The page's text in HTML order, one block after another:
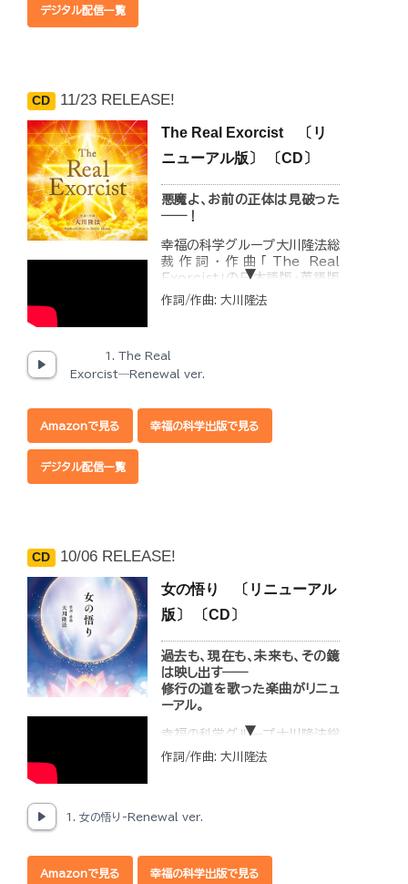
デジタル配信一覧
CD 11/23 RELEASE!
1. The Real
Exorcist―Renewal ver.
The Real Exorcist 〔リ
ニューアル版〕 〔CD〕
悪魔よ、お前の正体は見破った
――！
幸福の科学グループ大川隆法総
裁作詞・作曲「The Real
Exorcist」の日本語版・英語版
のカップリングCDがリニューア
霊・悪魔を撃退する方法（エクソ
シズム）の一端が込められた楽
◆収録内容
3. The Real
（Instrumental）
4. The Real
Exorcist―Renewal ver.
作詞/作曲: 大川隆法
Amazonで見る 幸福の科学出版で見る
デジタル配信一覧
CD 10/06 RELEASE!
1. 女の悟り-Renewal ver.
女の悟り 〔リニューアル
版〕 〔CD〕
過去も、現在も、未来も、その鏡
は映し出す――
修行の道を歌った楽曲がリニュ
ーアル。
幸福の科学グループ大川隆法総
裁作詞・作曲の「女の悟り」がリ
美」とは何か。
ど、外から見えるもので自分を
ごまかす危険性と、
作詞/作曲: 大川隆法
Amazonで見る 幸福の科学出版で見る